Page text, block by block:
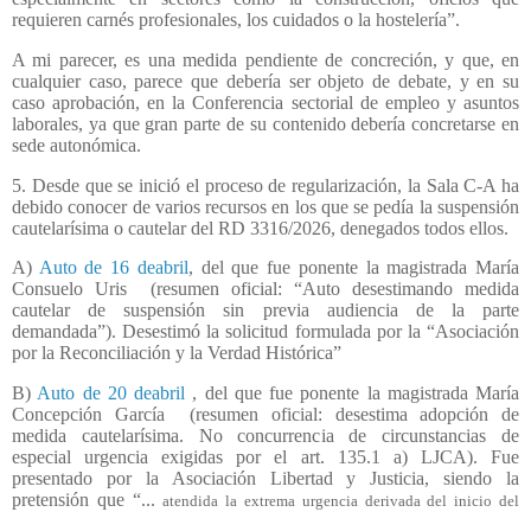
requieren carnés profesionales, los cuidados o la hostelería”.
A mi parecer, es una medida pendiente de concreción, y que, en
cualquier caso, parece que debería ser objeto de debate, y en su
caso aprobación, en la Conferencia sectorial de empleo y asuntos
laborales, ya que gran parte de su contenido debería concretarse en
sede autonómica.
5. Desde que se inició el proceso de regularización, la Sala C-A ha
debido conocer de varios recursos en los que se pedía la suspensión
cautelarísima o cautelar del RD 3316/2026, denegados todos ellos.
A) Auto de 16 deabril, del que fue ponente la magistrada María
Consuelo Uris
(resumen oficial: “Auto desestimando medida
cautelar de suspensión sin previa audiencia de la parte
demandada”). Desestimó la solicitud formulada por la “Asociación
por la Reconciliación y la Verdad Histórica”
B) Auto de 20 deabril , del que fue ponente la magistrada María
Concepción García
(resumen oficial: desestima adopción de
medida cautelarísima. No concurrencia de circunstancias de
especial urgencia exigidas por el art. 135.1 a) LJCA). Fue
presentado por la Asociación Libertad y Justicia, siendo la
pretensión que “...atendida la extrema urgencia derivada del inicio del